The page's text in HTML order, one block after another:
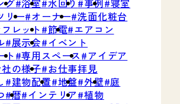
グ 浴室 水回り 事例
寝室
リー オーナー 洗面化粧台
レット 節電 エアコン
展示会 イベント
ト 専用スペース
アイデア
の様子 お仕事拝見
建物配置 地盤 外壁 庭
暦 インテリア 植物